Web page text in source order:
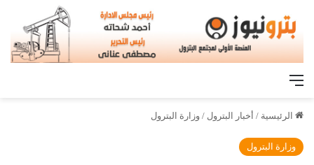
القائمة
الرئيسية / أخبار البترول / وزارة البترول
وزارة البترول